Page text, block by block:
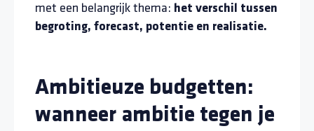
met een belangrijk thema: het verschil tussen
begroting, forecast, potentie en realisatie.
Ambitieuze budgetten:
wanneer ambitie tegen je